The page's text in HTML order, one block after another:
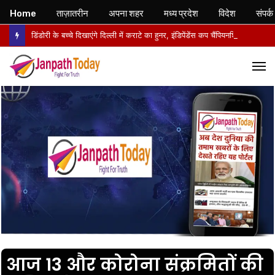
आज 13 और कोरोना संक्रमितों की
Home ताज़ातरीन अपना शहर मध्य प्रदेश विदेश संपर्क